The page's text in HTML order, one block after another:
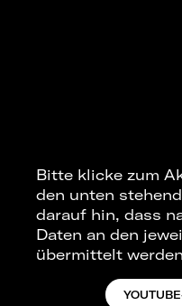
Bitte klicke zum
den unten
darauf hin, dass
Daten an den
übermittelt